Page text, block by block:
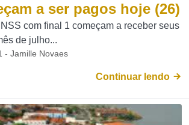
a ser pagos hoje (26)
com final 1 começam a receber seus
de julho...
- Jamille Novaes
Continuar lendo